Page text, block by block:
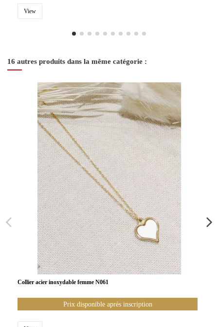
View
16 autres produits dans la même catégorie :
Collier acier inoxydable femme N061
Prix disponible après inscription